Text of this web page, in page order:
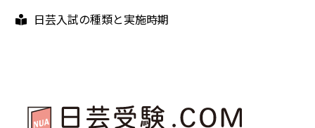
日芸入試の種類と実施時期